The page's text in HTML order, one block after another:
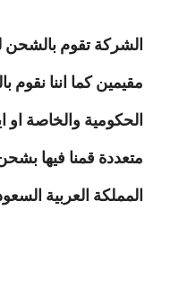
الشركة تقوم بالشحن
مقيمين كما اننا
الحكومية والخاصة او
متعددة قمنا فيها
المملكة العربية